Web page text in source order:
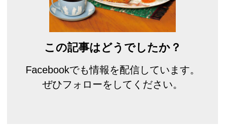
この記事はどうでしたか？
Facebookでも情報を配信しています。
ぜひフォローをしてください。